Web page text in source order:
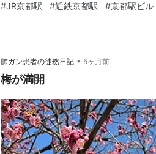
っていたことを合わせれば、人生の四
ある。 京都を離れ、京阪沿線で暮らす
#JR京都駅 #近鉄京都駅 #京都駅ビル
肺ガン患者の徒然日記 • 5ヶ月前
梅が満開